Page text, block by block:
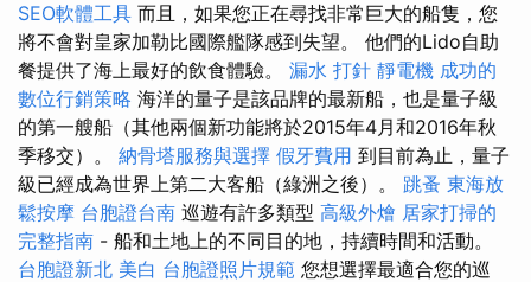
SEO軟體工具 而且，如果您正在尋找非常巨大的船隻，您
將不會對皇家加勒比國際艦隊感到失望。 他們的Lido自助
餐提供了海上最好的飲食體驗。 漏水 打針 靜電機 成功的
數位行銷策略 海洋的量子是該品牌的最新船，也是量子級
的第一艘船（其他兩個新功能將於2015年4月和2016年秋
季移交）。 納骨塔服務與選擇 假牙費用 到目前為止，量子
級已經成為世界上第二大客船（綠洲之後）。 跳蚤 東海放
鬆按摩 台胞證台南 巡遊有許多類型 高級外燴 居家打掃的
完整指南 - 船和土地上的不同目的地，持續時間和活動。
台胞證新北 美白 台胞證照片規範 您想選擇最適合您的巡